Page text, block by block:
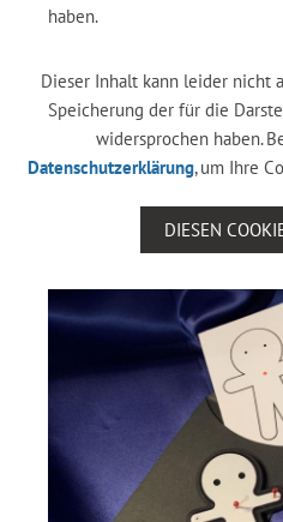
haben.
Dieser Inhalt kann leider nicht
Speicherung der für die
widersprochen haben.
Datenschutzerklärung, um Ihre
DIESEN